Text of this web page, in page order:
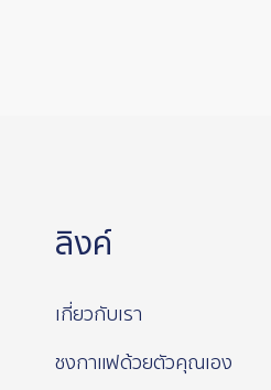
ลิงค์
เกี่ยวกับเรา
ชงกาแฟด้วยตัวคุณเอง